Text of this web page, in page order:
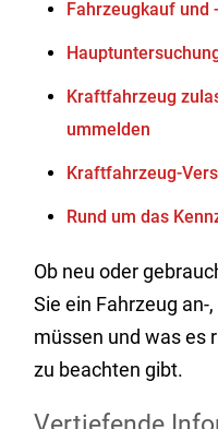
Fahrzeugkauf und
Kraftfahrzeug
ummelden
Kraftfahrzeug-
Rund um das
Ob neu oder
Sie ein Fahrzeug
müssen und was es
zu beachten gibt.